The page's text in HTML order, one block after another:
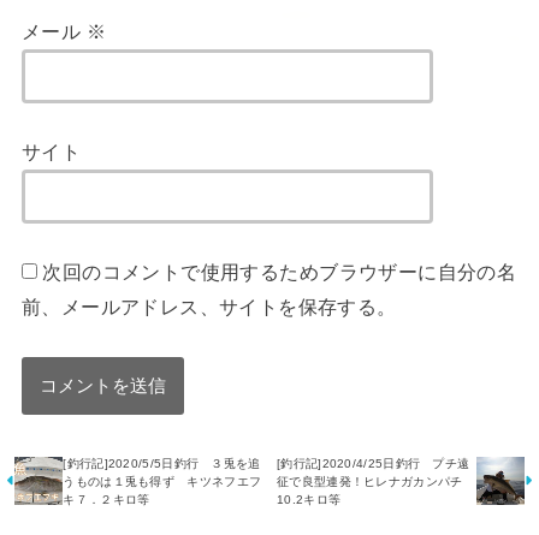
メール ※
サイト
次回のコメントで使用するためブラウザーに自分の名
前、メールアドレス、サイトを保存する。
[釣行記]2020/5/5日釣行 ３兎を追
うものは１兎も得ず キツネフエフ
キ７．２キロ等
[釣行記]2020/4/25日釣行 プチ遠
征で良型連発！ヒレナガカンパチ
10.2キロ等